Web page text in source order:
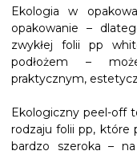
Ekologia w
opakowanie –
zwykłej folii pp
podłożem –
praktycznym,
Ekologiczny peel-off
rodzaju folii pp, które
bardzo szeroka –